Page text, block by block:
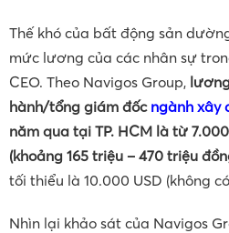
Thế khó của bất động sản
mức lương của các nhân sự
CEO. Theo Navigos Group,
hành/tổng giám đốcngành xây
năm qua tại TP. HCM là từ
(khoảng 165 triệu – 470 triệu
tối thiểu là 10.000 USD (không
Nhìn lại khảo sát của Navigos